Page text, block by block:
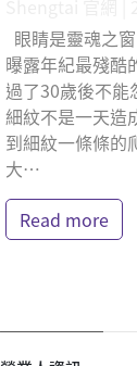
眼睛是靈魂之
曝露年紀最殘酷
過了30歲後不能
細紋不是一天造
到細紋一條條的
大⋯
Read more